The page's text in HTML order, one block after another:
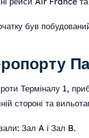
був
Терміналу 1,
стороні та
Зал A і Зал B.